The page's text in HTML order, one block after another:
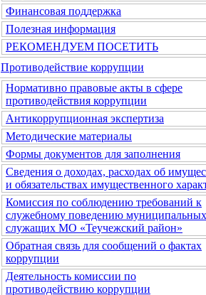
Финансовая поддержка
Полезная информация
РЕКОМЕНДУЕМ ПОСЕТИТЬ
Противодействие коррупции
Нормативно правовые акты в сфере
противодействия коррупции
Антикоррупционная экспертиза
Методические материалы
Формы документов для заполнения
Сведения о доходах, расходах об
и обязательствах имущественного
Комиссия по соблюдению требований к
служебному поведению муниципальных
служащих МО «Теучежский район»
Обратная связь для сообщений о фактах
коррупции
Деятельность комиссии по
противодействию коррупции